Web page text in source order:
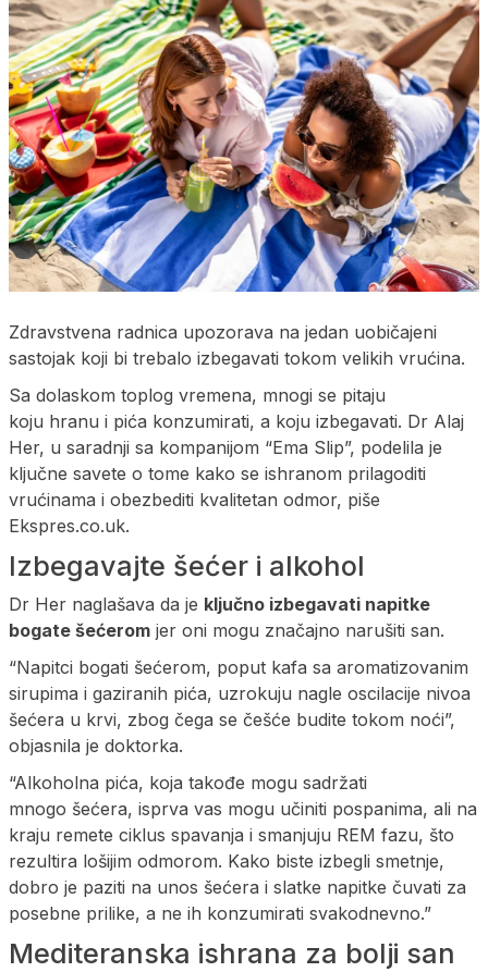
Zdravstvena radnica upozorava na jedan uobičajeni
sastojak koji bi trebalo izbegavati tokom velikih vrućina.
Sa dolaskom toplog vremena, mnogi se pitaju
koju hranu i pića konzumirati, a koju izbegavati. Dr Alaj
Her, u saradnji sa kompanijom “Ema Slip”, podelila je
ključne savete o tome kako se ishranom prilagoditi
vrućinama i obezbediti kvalitetan odmor, piše
Ekspres.co.uk.
Izbegavajte šećer i alkohol
Dr Her naglašava da je ključno izbegavati napitke
bogate šećerom jer oni mogu značajno narušiti san.
“Napitci bogati šećerom, poput kafa sa aromatizovanim
sirupima i gaziranih pića, uzrokuju nagle oscilacije nivoa
šećera u krvi, zbog čega se češće budite tokom noći”,
objasnila je doktorka.
“Alkoholna pića, koja takođe mogu sadržati
mnogo šećera, isprva vas mogu učiniti pospanima, ali na
kraju remete ciklus spavanja i smanjuju REM fazu, što
rezultira lošijim odmorom. Kako biste izbegli smetnje,
dobro je paziti na unos šećera i slatke napitke čuvati za
posebne prilike, a ne ih konzumirati svakodnevno.”
Mediteranska ishrana za bolji san